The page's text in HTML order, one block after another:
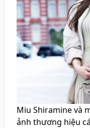
Miu Shiramine và
ảnh thương hiệu